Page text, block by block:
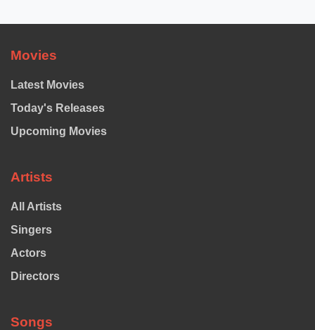
Movies
Latest Movies
Today's Releases
Upcoming Movies
Artists
All Artists
Singers
Actors
Directors
Songs